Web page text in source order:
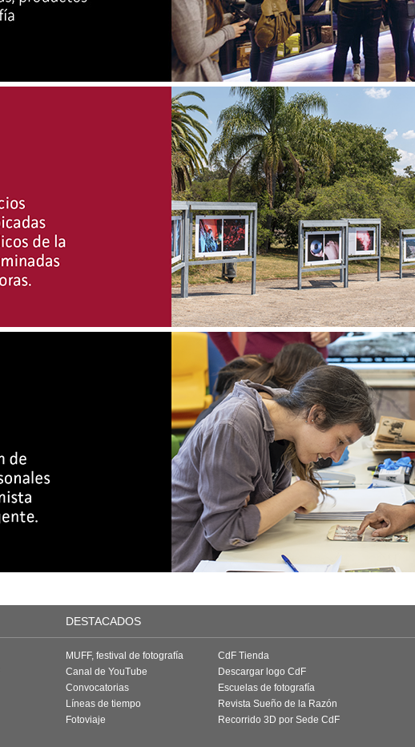
DESTACADOS
MUFF, festival de fotografía
Canal de YouTube
Convocatorias
Líneas de tiempo
Fotoviaje
CdF Tienda
Descargar logo CdF
Escuelas de fotografía
Revista Sueño de la Razón
Recorrido 3D por Sede CdF